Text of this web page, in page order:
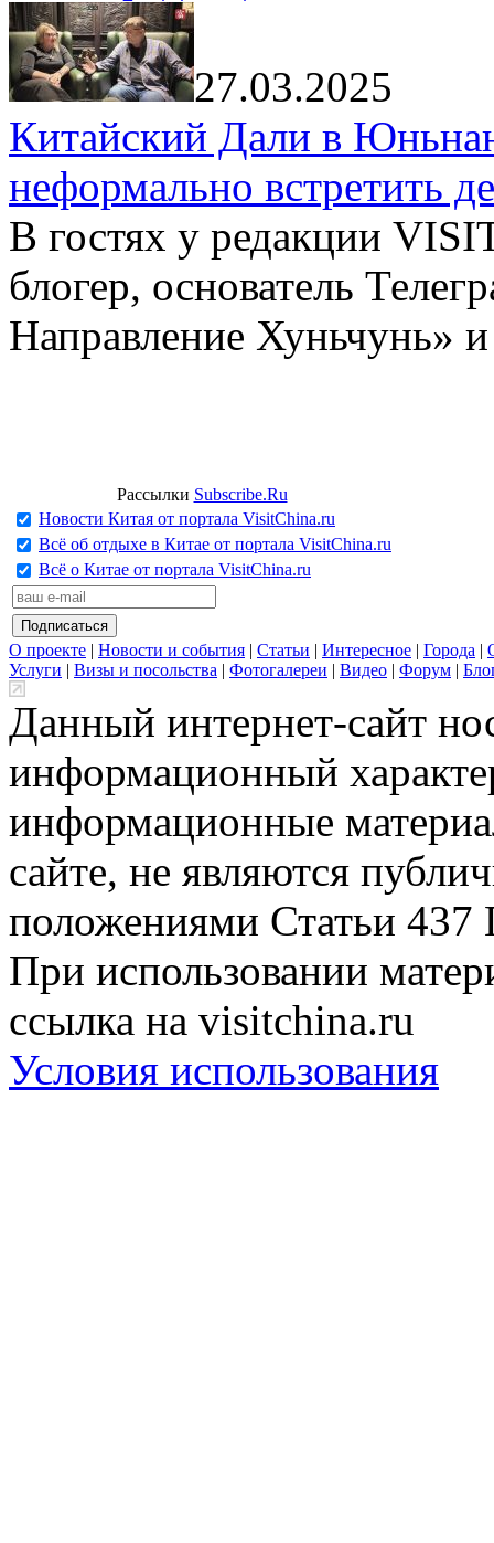
27.03.2025
Китайский Дали в
неформально встретить
В гостях у редакции
блогер, основатель
Направление Хуньчунь»
Рассылки Subscribe.Ru
Новости Китая от портала VisitChina.ru
Всё об отдыхе в Китае от портала VisitChina.ru
Всё о Китае от портала VisitChina.ru
О проекте | Новости и события | Статьи | Интересное | Города |
Услуги | Визы и посольства | Фотогалереи | Видео | Форум |
Данный интернет-сайт
информационный
информационные
сайте, не являются
положениями Статьи 437
При использовании
ссылка на visitchina.ru
Условия использования